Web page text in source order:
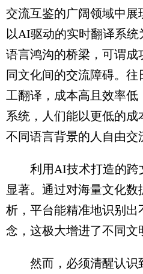
交流互鉴的广阔领域中展
以AI驱动的实时翻译系
语言鸿沟的桥梁，可谓成
同文化间的交流障碍。往
工翻译，成本高且效率低
系统，人们能以更低的
不同语言背景的人自由交
利用AI技术打造的跨
显著。通过对海量文化
析，平台能精准地识别出
念，这极大增进了不同文
然而，必须清醒认识